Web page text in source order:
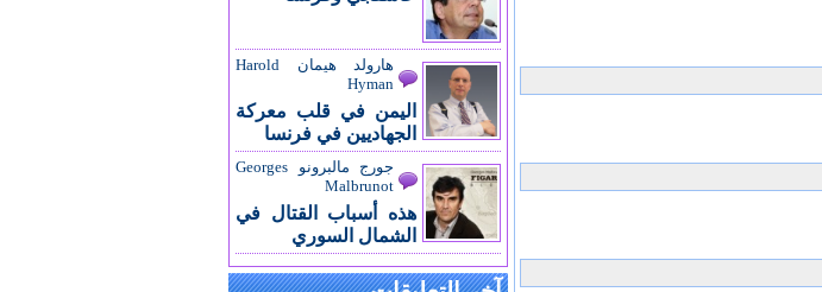
هارولد هيمان Harold
Hyman
اليمن في قلب معركة
الجهاديين في فرنسا
جورج مالبرونو Georges
Malbrunot
هذه أسباب القتال في
الشمال السوري